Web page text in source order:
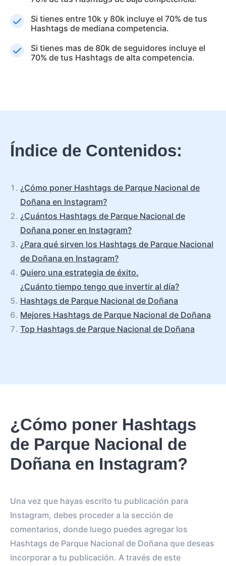
Si tienes entre 10k y 80k incluye el 70% de tus
Hashtags de mediana competencia.
Si tienes mas de 80k de seguidores incluye el
70% de tus Hashtags de alta competencia.
Índice de Contenidos:
¿Cómo poner Hashtags de Parque Nacional de
Doñana en Instagram?
¿Cuántos Hashtags de Parque Nacional de
Doñana poner en Instagram?
¿Para qué sirven los Hashtags de Parque Nacional
de Doñana en Instagram?
Quiero una estrategia de éxito.
¿Cuánto tiempo tengo que invertir al día?
Hashtags de Parque Nacional de Doñana
Mejores Hashtags de Parque Nacional de Doñana
Top Hashtags de Parque Nacional de Doñana
¿Cómo poner Hashtags
de Parque Nacional de
Doñana en Instagram?
Una vez que hayas escrito tu publicación para
Instagram, debes proceder a la sección de
comentarios, donde luego puedes agregar los
Hashtags de Parque Nacional de Doñana que deseas
incorporar a tu publicación. A través de este